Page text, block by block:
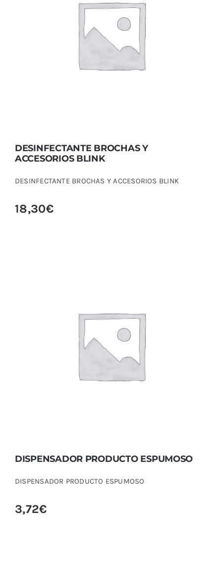
DESINFECTANTE BROCHAS Y ACCESORIOS
BLINK
DESINFECTANTE BROCHAS Y
ACCESORIOS BLINK
DESINFECTANTE BROCHAS Y ACCESORIOS BLINK
18,30€
DISPENSADOR PRODUCTO ESPUMOSO
DISPENSADOR PRODUCTO ESPUMOSO
DISPENSADOR PRODUCTO ESPUMOSO
3,72€